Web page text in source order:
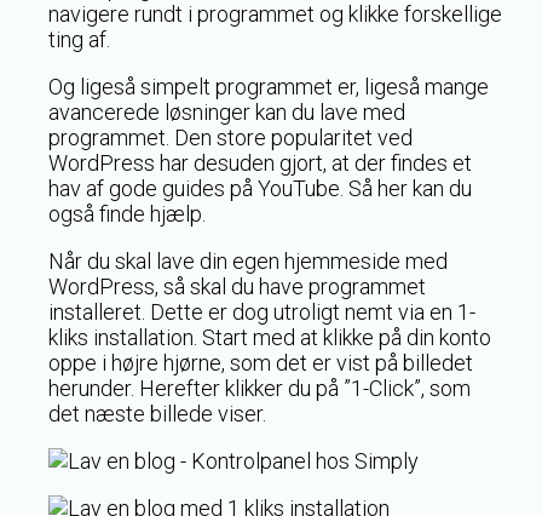
navigere rundt i programmet og klikke forskellige
ting af.
Og ligeså simpelt programmet er, ligeså mange
avancerede løsninger kan du lave med
programmet. Den store popularitet ved
WordPress har desuden gjort, at der findes et
hav af gode guides på YouTube. Så her kan du
også finde hjælp.
Når du skal lave din egen hjemmeside med
WordPress, så skal du have programmet
installeret. Dette er dog utroligt nemt via en 1-
kliks installation. Start med at klikke på din konto
oppe i højre hjørne, som det er vist på billedet
herunder. Herefter klikker du på ”1-Click”, som
det næste billede viser.